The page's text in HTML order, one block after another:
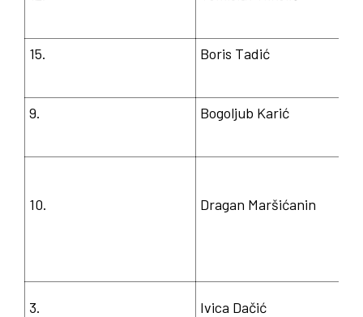
15. Boris Tadić
9. Bogoljub Karić
10. Dragan Maršićanin
3. Ivica Dačić